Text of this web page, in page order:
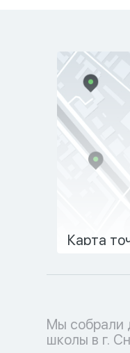
Карта
Мы собрали
школы в г.